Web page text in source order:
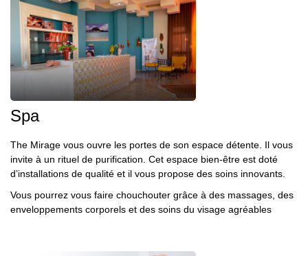
Spa
The Mirage vous ouvre les portes de son espace détente. Il vous
invite à un rituel de purification. Cet espace bien-être est doté
d’installations de qualité et il vous propose des soins innovants.
Vous pourrez vous faire chouchouter grâce à des massages, des
enveloppements corporels et des soins du visage agréables